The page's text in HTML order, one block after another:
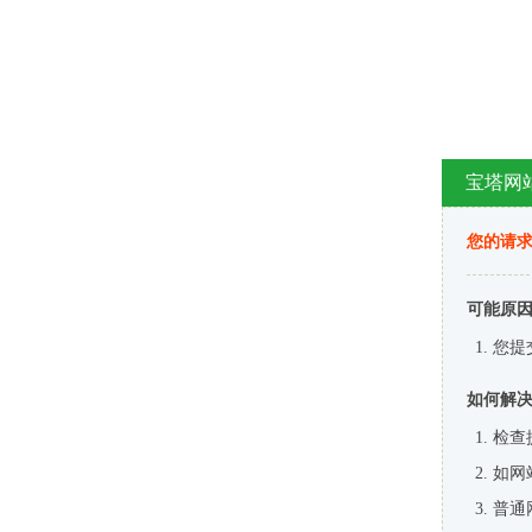
宝塔网
您的请
可能原
您提
如何解
检查
如网
普通